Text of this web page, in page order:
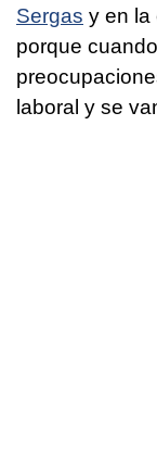
Sergas y en la
porque
laboral y se